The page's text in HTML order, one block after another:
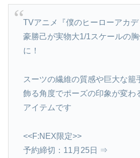
TVアニメ『僕のヒーローアカ
豪勝己が実物大1/1スケールの
に！
スーツの繊維の質感や巨大な籠
飾る角度でポーズの印象が変わ
アイテムです
<<F:NEX限定>>
予約締切：11月25日 ⇒